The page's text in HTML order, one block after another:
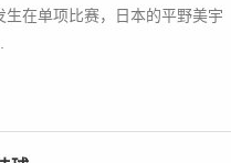
在单项比赛，日本的平野美宇